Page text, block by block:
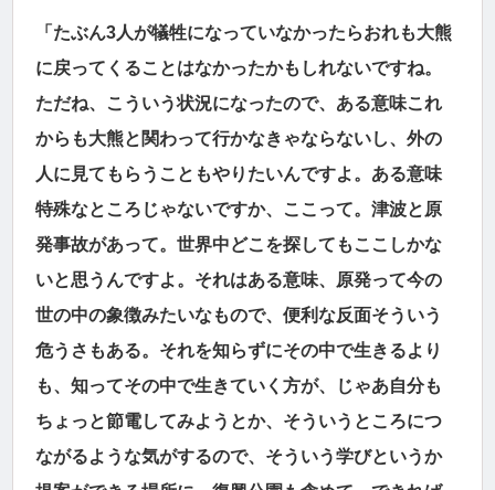
「たぶん3人が犠牲になっていなかったらおれも大熊
に戻ってくることはなかったかもしれないですね。
ただね、こういう状況になったので、ある意味これ
からも大熊と関わって行かなきゃならないし、外の
人に見てもらうこともやりたいんですよ。ある意味
特殊なところじゃないですか、ここって。津波と原
発事故があって。世界中どこを探してもここしかな
いと思うんですよ。それはある意味、原発って今の
世の中の象徴みたいなもので、便利な反面そういう
危うさもある。それを知らずにその中で生きるより
も、知ってその中で生きていく方が、じゃあ自分も
ちょっと節電してみようとか、そういうところにつ
ながるような気がするので、そういう学びというか